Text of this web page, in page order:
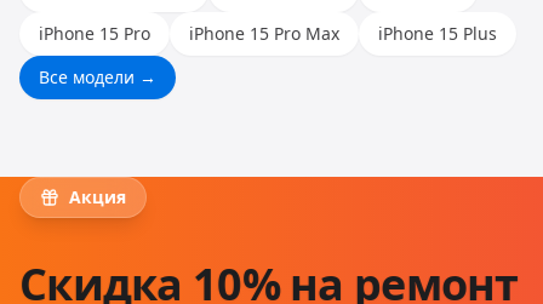
iPhone 15 Pro
iPhone 15 Pro Max
iPhone 15 Plus
Все модели →
Акция
Скидка 10% на ремонт